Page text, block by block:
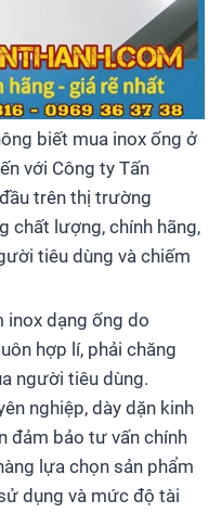
biết mua inox ống ở
với Công ty Tấn
trên thị trường
chất lượng, chính hãng,
tiêu dùng và chiếm
inox dạng ống do
hợp lí, phải chăng
người tiêu dùng.
nghiệp, dày dặn kinh
đảm bảo tư vấn chính
lựa chọn sản phẩm
dụng và mức độ tài